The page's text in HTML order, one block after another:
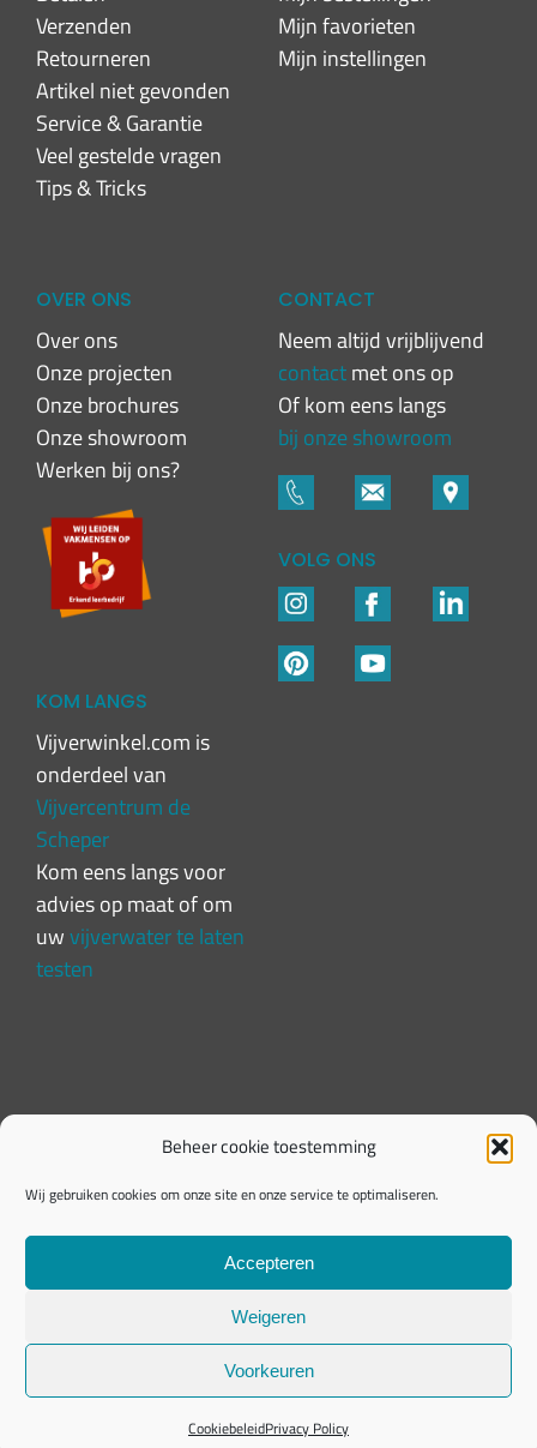
Beheer cookie toestemming
Wij gebruiken cookies om onze site en onze service te optimaliseren.
Accepteren
Weigeren
Voorkeuren
CookiebeleidPrivacy Policy
Verzenden
Retourneren
Artikel niet gevonden
Service & Garantie
Veel gestelde vragen
Tips & Tricks
Mijn favorieten
Mijn instellingen
OVER ONS
Over ons
Onze projecten
Onze brochures
Onze showroom
Werken bij ons?
CONTACT
Neem altijd vrijblijvend
contactmet ons op
Of kom eens langs
bij onze showroom
VOLG ONS
KOM LANGS
Vijverwinkel.com is
onderdeel van
Vijvercentrum de
Scheper
Kom eens langs voor
advies op maat of om
uwvijverwater te laten
testen
Algemene voorwaarden |
2026